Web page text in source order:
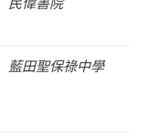
藍田聖保祿中學